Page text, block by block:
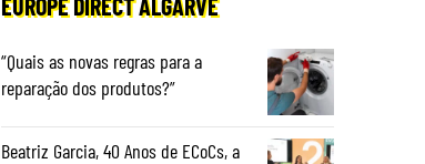
“Quais as novas regras para a
reparação dos produtos?”
Beatriz Garcia, 40 Anos de ECoCs, a